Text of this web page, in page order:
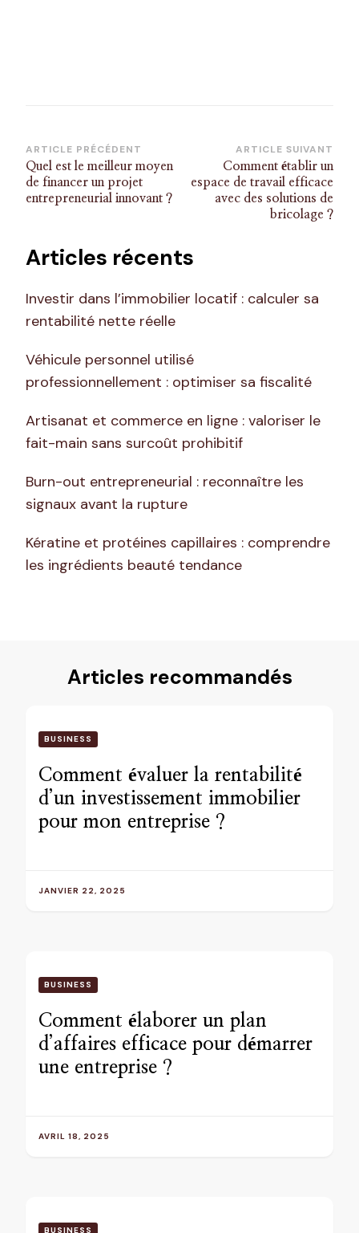
Navigation
d’article
ARTICLE PRÉCÉDENT
Quel est le meilleur moyen
de financer un projet
entrepreneurial innovant ?
ARTICLE SUIVANT
Comment établir un
espace de travail efficace
avec des solutions de
bricolage ?
Articles récents
Investir dans l’immobilier locatif : calculer sa
rentabilité nette réelle
Véhicule personnel utilisé
professionnellement : optimiser sa fiscalité
Artisanat et commerce en ligne : valoriser le
fait-main sans surcoût prohibitif
Burn-out entrepreneurial : reconnaître les
signaux avant la rupture
Kératine et protéines capillaires : comprendre
les ingrédients beauté tendance
Articles recommandés
BUSINESS
Comment évaluer la rentabilité
d’un investissement immobilier
pour mon entreprise ?
JANVIER 22, 2025
BUSINESS
Comment élaborer un plan
d’affaires efficace pour démarrer
une entreprise ?
AVRIL 18, 2025
BUSINESS